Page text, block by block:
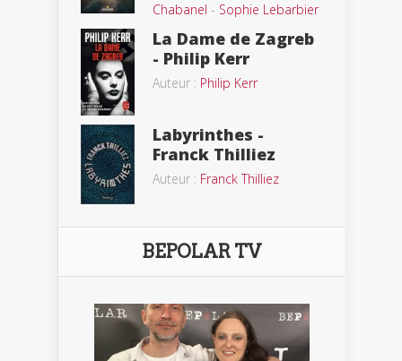
Chabanel - Sophie Lebarbier
La Dame de Zagreb
- Philip Kerr
Auteur : Philip Kerr
Labyrinthes -
Franck Thilliez
Auteur : Franck Thilliez
BEPOLAR TV